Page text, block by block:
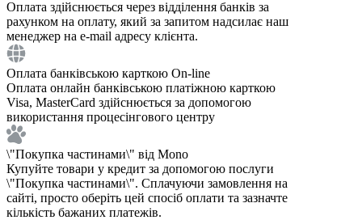
Оплата здійснюється через відділення банків за
рахунком на оплату, який за запитом надсилає наш
менеджер на e-mail адресу клієнта.
Оплата банківською карткою On-line
Оплата онлайн банківською платіжною карткою
Visa, MasterCard здійснюється за допомогою
використання процесінгового центру
\"Покупка частинами\" від Mono
Купуйте товари у кредит за допомогою послуги
\"Покупка частинами\". Сплачуючи замовлення на
сайті, просто оберіть цей спосіб оплати та зазначте
кількість бажаних платежів.